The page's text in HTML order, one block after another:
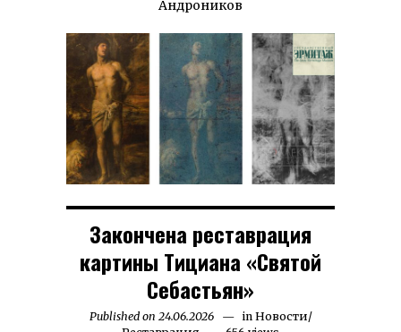
Андроников
Закончена реставрация
картины Тициана «Святой
Себастьян»
Published on 24.06.202625.06.2026
in Новости/